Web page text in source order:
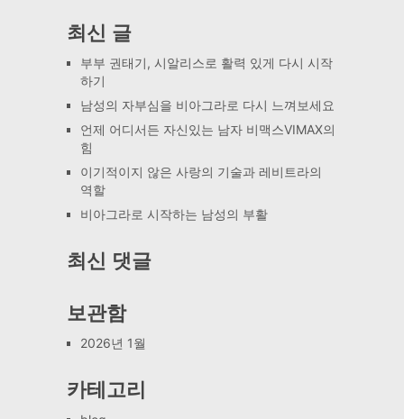
최신 글
부부 권태기, 시알리스로 활력 있게 다시 시작
하기
남성의 자부심을 비아그라로 다시 느껴보세요
언제 어디서든 자신있는 남자 비맥스VIMAX의
힘
이기적이지 않은 사랑의 기술과 레비트라의
역할
비아그라로 시작하는 남성의 부활
최신 댓글
보관함
2026년 1월
카테고리